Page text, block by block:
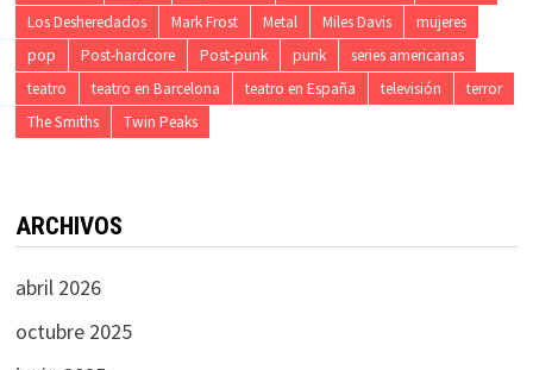
Los Desheredados
Mark Frost Metal Miles Davis
mujeres
pop
Post-hardcore Post-punk punk
series americanas
teatro
teatro en Barcelona teatro en España televisión
terror
The Smiths
Twin Peaks
ARCHIVOS
abril 2026
octubre 2025